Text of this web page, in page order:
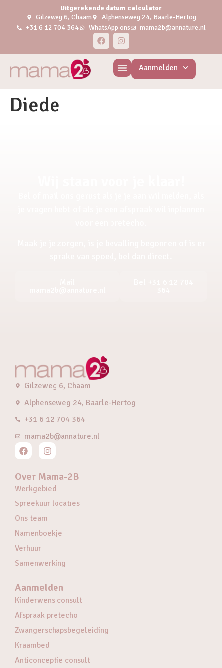
Uitgerekende datum calculator
Gilzeweg 6, Chaam
Alphenseweg 24, Baarle-Hertog
+31 6 12 704 364
WhatsApp ons mama2b@annature.nl
Aanmelden
Diede
Gilzeweg 6, Chaam
Alphenseweg 24, Baarle-Hertog
+31 6 12 704 364
mama2b@annature.nl
Over Mama-2B
Werkgebied
Spreekuur locaties
Ons team
Namenboekje
Verhuur
Samenwerking
Aanmelden
Kinderwens consult
Afspraak pretecho
Zwangerschapsbegeleiding
Kraambed
Anticonceptie consult